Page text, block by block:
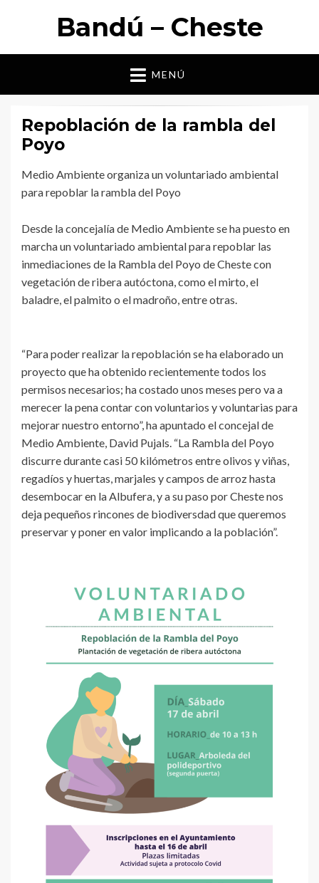
Bandú – Cheste
MENÚ
Repoblación de la rambla del
Poyo
Medio Ambiente organiza un voluntariado ambiental
para repoblar la rambla del Poyo
Desde la concejalía de Medio Ambiente se ha puesto en
marcha un voluntariado ambiental para repoblar las
inmediaciones de la Rambla del Poyo de Cheste con
vegetación de ribera autóctona, como el mirto, el
baladre, el palmito o el madroño, entre otras.
“Para poder realizar la repoblación se ha elaborado un
proyecto que ha obtenido recientemente todos los
permisos necesarios; ha costado unos meses pero va a
merecer la pena contar con voluntarios y voluntarias para
mejorar nuestro entorno”, ha apuntado el concejal de
Medio Ambiente, David Pujals. “La Rambla del Poyo
discurre durante casi 50 kilómetros entre olivos y viñas,
regadíos y huertas, marjales y campos de arroz hasta
desembocar en la Albufera, y a su paso por Cheste nos
deja pequeños rincones de biodiversdad que queremos
preservar y poner en valor implicando a la población”.